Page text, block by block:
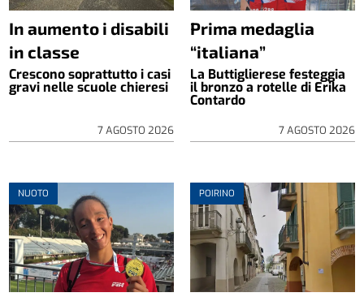
In aumento i disabili
in classe
Crescono soprattutto i casi
gravi nelle scuole chieresi
7 AGOSTO 2026
Prima medaglia
“italiana”
La Buttiglierese festeggia
il bronzo a rotelle di Erika
Contardo
7 AGOSTO 2026
NUOTO POIRINO